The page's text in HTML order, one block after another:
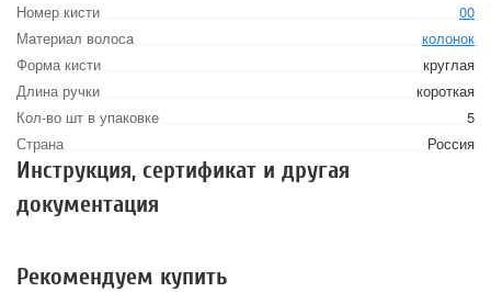
Номер кисти
00
Материал волоса
колонок
Форма кисти
круглая
Длина ручки
короткая
Кол-во шт в упаковке
5
Страна
Россия
Инструкция, сертификат и другая
документация
Рекомендуем купить